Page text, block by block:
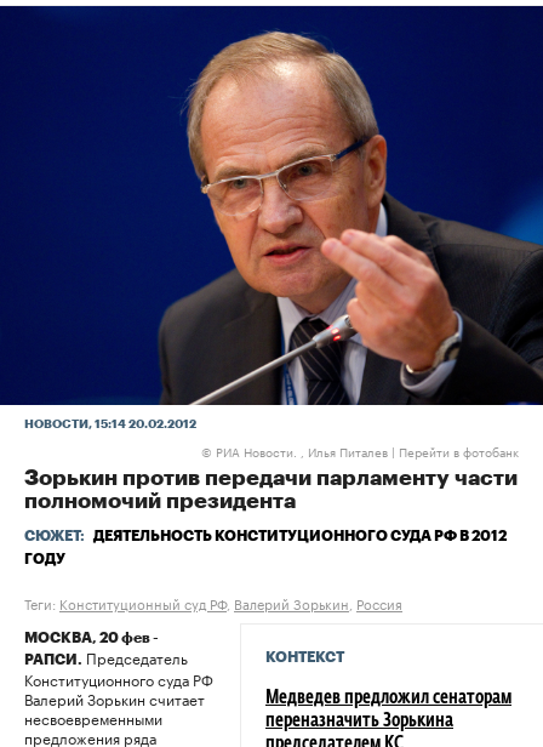
НОВОСТИ , 15:14 20.02.2012
© РИА Новости. , Илья Питалев | Перейти в фотобанк
Зорькин против передачи парламенту части
полномочий президента
СЮЖЕТ:
ДЕЯТЕЛЬНОСТЬ КОНСТИТУЦИОННОГО СУДА РФ В 2012
ГОДУ
Теги: Конституционный суд РФ, Валерий Зорькин Россия
КОНТЕКСТ
Медведев предложил сенаторам
переназначить Зорькина
МОСКВА, 20 фев -
РАПСИ. Председатель
Конституционного суда РФ
Валерий Зорькин считает
несвоевременными
предложения ряда